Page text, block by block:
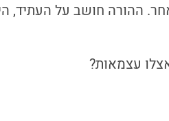
ההורה חושב על העתיד,
עצמאות?